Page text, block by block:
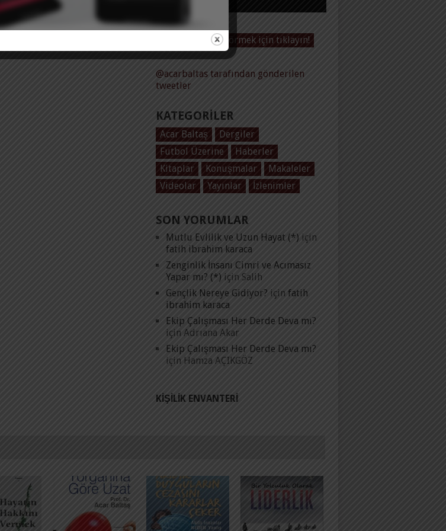
Tüm Videoları görmek için tıklayın!
@acarbaltas tarafından gönderilen
tweetler
KATEGORILER
Acar Baltaş
Dergiler
Futbol Üzerine
Haberler
Kitaplar
Konuşmalar
Makaleler
Videolar
Yayınlar İzlenimler
SON YORUMLAR
Mutlu Evlilik ve Uzun Hayat (*) için
fatih ibrahim karaca
Zenginlik İnsanı Cimri ve Acımasız
Yapar mı? (*) için Salih
Gençlik Nereye Gidiyor? içinfatih
ibrahim karaca
Ekip Çalışması Her Derde Deva mı?
için Adrıana Akar
Ekip Çalışması Her Derde Deva mı?
için Hamza AÇIKGÖZ
KIŞILIK ENVANTERI